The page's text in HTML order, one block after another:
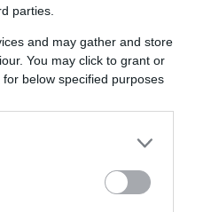
parties.
and may gather and store
You may click to grant or
below specified purposes
το
και